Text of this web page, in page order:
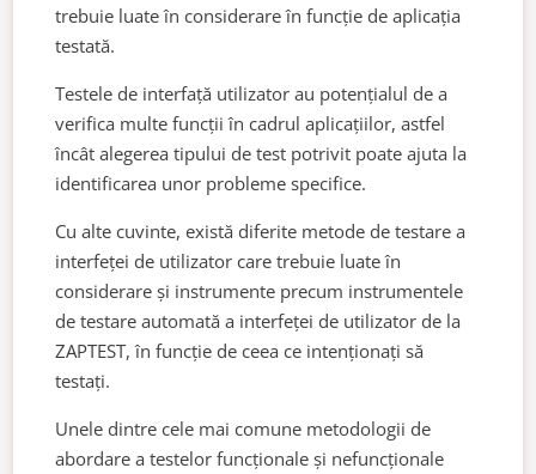
trebuie luate în considerare în funcție de aplicația
testată.
Testele de interfață utilizator au potențialul de a
verifica multe funcții în cadrul aplicațiilor, astfel
încât alegerea tipului de test potrivit poate ajuta la
identificarea unor probleme specifice.
Cu alte cuvinte, există diferite metode de testare a
interfeței de utilizator care trebuie luate în
considerare și instrumente precum instrumentele
de testare automată a interfeței de utilizator de la
ZAPTEST, în funcție de ceea ce intenționați să
testați.
Unele dintre cele mai comune metodologii de
abordare a testelor funcționale și nefuncționale